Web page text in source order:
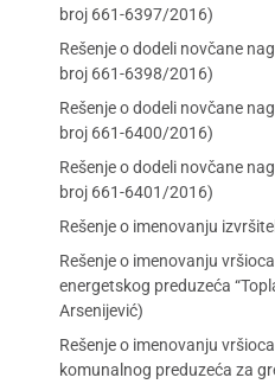
broj 661-6397/2016)
Rešenje o dodeli novčane
broj 661-6398/2016)
Rešenje o dodeli novčane
broj 661-6400/2016)
Rešenje o dodeli novčane
broj 661-6401/2016)
Rešenje o imenovanju
Rešenje o imenovanju
energetskog preduzeća
Arsenijević)
Rešenje o imenovanju
komunalnog preduzeća za